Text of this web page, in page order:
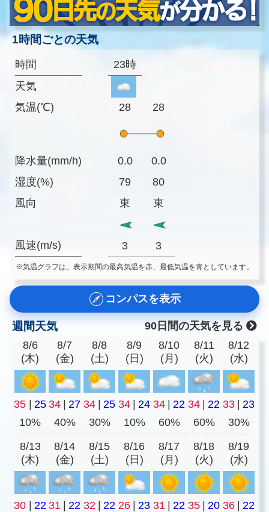
1時間ごとの天気
時間
天気
気温(℃)
降水量(mm/h)
湿度(%)
風向
風速(m/s)
23時
28 28
0.0
0.0
79
80
東
東
3 3
※気温グラフは、表示期間の最高気温を赤、最低気温を青としています。
コンパスを表示
週間天気
90日間の天気を見る
8/6
(木)
8/7
(金)
8/8
(土)
8/9
(日)
8/10
(月)
8/11
(火)
8/12
(水)
35 | 25 34 | 27 34 | 25 34 | 24 34 | 22 34 | 22 33 | 23
10%
40% 30% 10% 60% 60% 30%
8/13
(木)
8/14
(金)
8/15
(土)
8/16
(日)
8/17
(月)
8/18
(火)
8/19
(水)
30 | 22 31 | 22 32 | 22 26 | 23 31 | 22 35 | 20 36 | 22